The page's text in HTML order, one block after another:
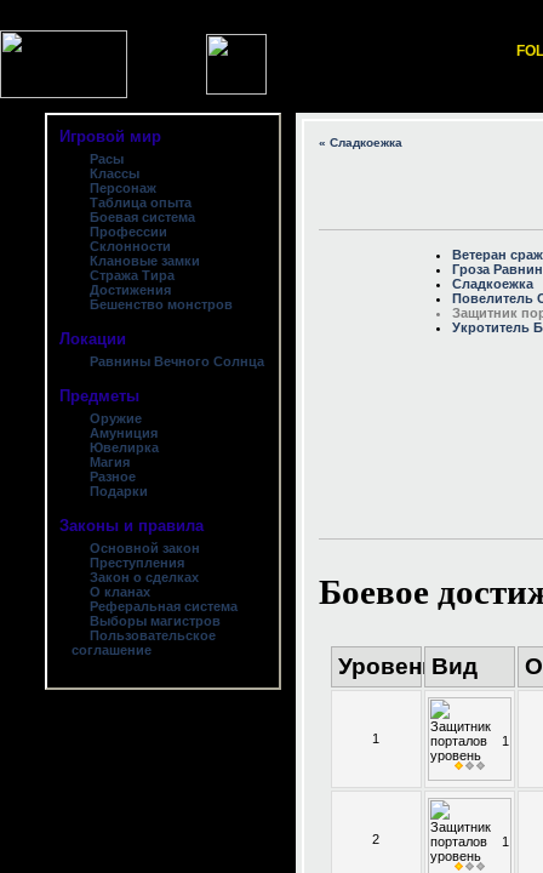
Игровой мир
Расы
Классы
Персонаж
Таблица опыта
Боевая система
Профессии
Склонности
Клановые замки
Стража Тира
Достижения
Бешенство монстров
Локации
Равнины Вечного Солнца
Предметы
Оружие
Амуниция
Ювелирка
Магия
Разное
Подарки
Законы и правила
Основной закон
Преступления
Закон о сделках
О кланах
Реферальная система
Выборы магистров
Пользовательское
соглашение
« Сладкоежка
Ветеран
Гроза
Сладкоежка
Повелитель
Защитник
Укротитель
Боевое
УровеньВид
1
2